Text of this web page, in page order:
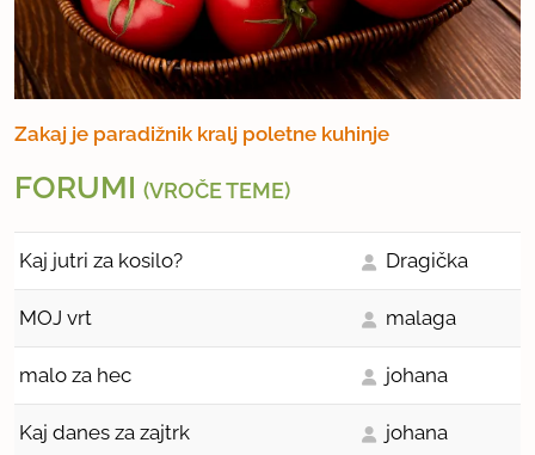
Zakaj je paradižnik kralj poletne kuhinje
FORUMI (VROČE TEME)
Kaj jutri za kosilo? Dragička
MOJ vrt malaga
malo za hec johana
Kaj danes za zajtrk johana